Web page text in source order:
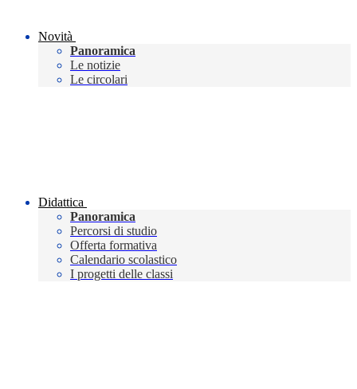
Novità
Panoramica
Le notizie
Le circolari
Didattica
Panoramica
Percorsi di studio
Offerta formativa
Calendario scolastico
I progetti delle classi